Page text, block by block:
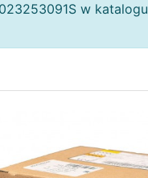
w katalogu